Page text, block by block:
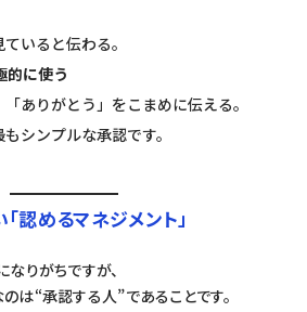
いると伝わる。
的に使う
ありがとう」をこまめに伝える。
シンプルな承認です。
認めるマネジメント」
なりがちですが、
は“承認する人”であることです。